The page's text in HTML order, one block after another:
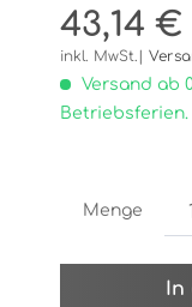
43,14 €
inkl. MwSt.|
Versand ab
Betriebsferien.
Menge
In